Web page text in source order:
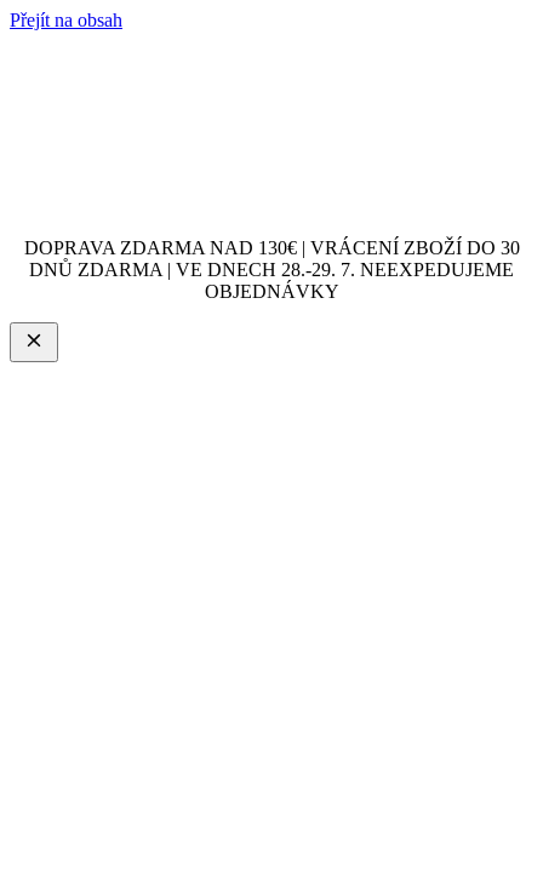
Přejít na obsah
DOPRAVA ZDARMA NAD 130€ | VRÁCENÍ ZBOŽÍ DO 30
DNŮ ZDARMA | VE DNECH 28.-29. 7. NEEXPEDUJEME
OBJEDNÁVKY